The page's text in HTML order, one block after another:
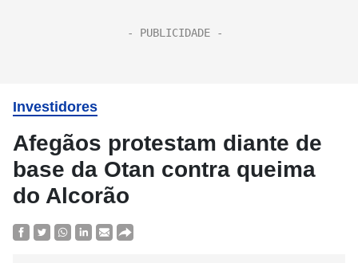
Investidores
Afegãos protestam diante de
base da Otan contra queima
do Alcorão